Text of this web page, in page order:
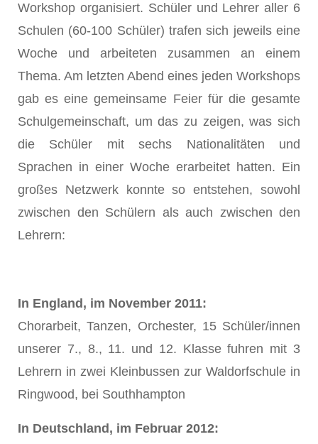
Workshop organisiert. Schüler und Lehrer aller 6
Schulen (60-100 Schüler) trafen sich jeweils eine
Woche und arbeiteten zusammen an einem
Thema. Am letzten Abend eines jeden Workshops
gab es eine gemeinsame Feier für die gesamte
Schulgemeinschaft, um das zu zeigen, was sich
die Schüler mit sechs Nationalitäten und
Sprachen in einer Woche erarbeitet hatten. Ein
großes Netzwerk konnte so entstehen, sowohl
zwischen den Schülern als auch zwischen den
Lehrern:
In England, im November 2011:
Chorarbeit, Tanzen, Orchester, 15 Schüler/innen
unserer 7., 8., 11. und 12. Klasse fuhren mit 3
Lehrern in zwei Kleinbussen zur Waldorfschule in
Ringwood, bei Southhampton
In Deutschland, im Februar 2012: